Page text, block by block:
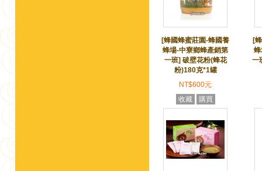
[蜂國蜂蜜莊園-蜂國養
蜂場-中寮鄉蜂產銷第
一班] 破壁花粉(蜂花
粉)180克*1罐
NT$600元
收藏
購買
[
一